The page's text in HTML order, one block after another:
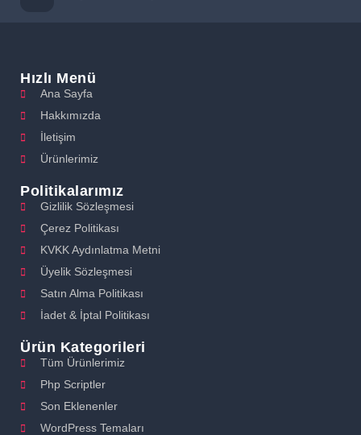
Hızlı Menü
Ana Sayfa
Hakkımızda
İletişim
Ürünlerimiz
Politikalarımız
Gizlilik Sözleşmesi
Çerez Politikası
KVKK Aydınlatma Metni
Üyelik Sözleşmesi
Satın Alma Politikası
İadet & İptal Politikası
Ürün Kategorileri
Tüm Ürünlerimiz
Php Scriptler
Son Eklenenler
WordPress Temaları